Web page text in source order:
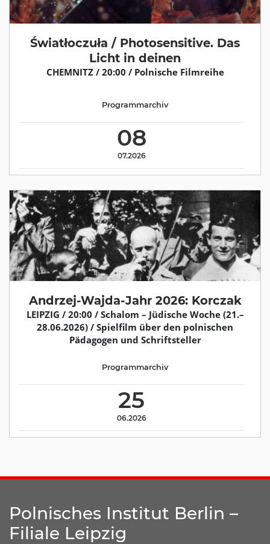
Światłoczuła / Photosensitive. Das
Licht in deinen
CHEMNITZ / 20:00 / Polnische Filmreihe
08
07.2026
Programmarchiv
Andrzej-Wajda-Jahr 2026: Korczak
LEIPZIG / 20:00 / Schalom – Jüdische Woche (21.–
28.06.2026) / Spielfilm über den polnischen
Pädagogen und Schriftsteller
25
06.2026
Programmarchiv
Polnisches Institut Berlin –
Filiale Leipzig